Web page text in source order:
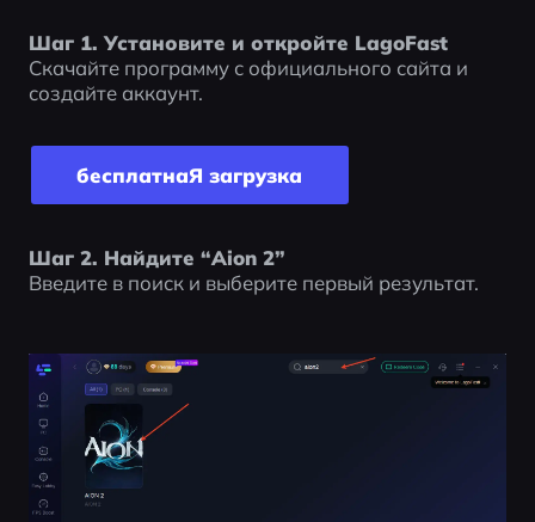
Шаг 1. Установите и откройте LagoFast
Скачайте программу с официального сайта и
создайте аккаунт.
бесплатнаЯ загрyзка
Шаг 2. Найдите “Aion 2”
Введите в поиск и выберите первый результат.